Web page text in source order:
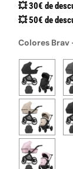
💥 30€ de
💥 50€ de
Colores